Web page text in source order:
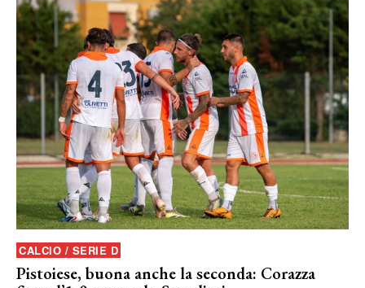
CALCIO / SERIE D
Pistoiese, buona anche la seconda: Corazza